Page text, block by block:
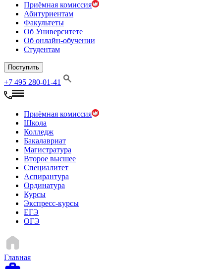
Приёмная комиссия
Абитуриентам
Факультеты
Об Университете
Об онлайн-обучении
Студентам
Поступить
+7 495 280-01-41
Приёмная комиссия
Школа
Колледж
Бакалавриат
Магистратура
Второе высшее
Специалитет
Аспирантура
Ординатура
Курсы
Экспресс-курсы
ЕГЭ
ОГЭ
Главная